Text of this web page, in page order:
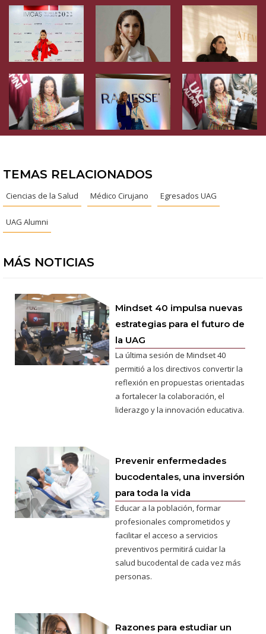
TEMAS RELACIONADOS
Ciencias de la Salud Médico Cirujano Egresados UAG
UAG Alumni
MÁS NOTICIAS
Mindset 40 impulsa nuevas
estrategias para el futuro de
la UAG
La última sesión de Mindset 40
permitió a los directivos convertir la
reflexión en propuestas orientadas
a fortalecer la colaboración, el
liderazgo y la innovación educativa.
Prevenir enfermedades
bucodentales, una inversión
para toda la vida
Educar a la población, formar
profesionales comprometidos y
facilitar el acceso a servicios
preventivos permitirá cuidar la
salud bucodental de cada vez más
personas.
Razones para estudiar un